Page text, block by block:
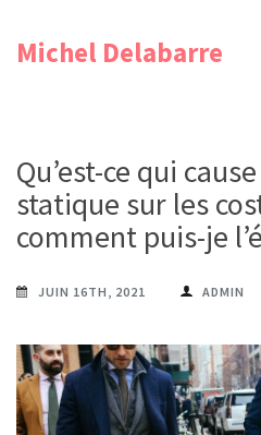
Michel Delabarre
Qu’est-ce qui
statique sur les
comment puis-je
JUIN 16TH, 2021 ADMIN